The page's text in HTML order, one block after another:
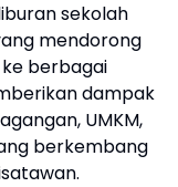
sekolah
mendorong
berbagai
dampak
UMKM,
berkembang